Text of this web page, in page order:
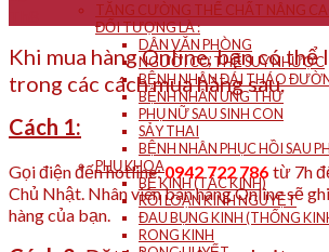
TĂNG CƯỜNG THỂ CHẤT NÂNG
ĐỐI TƯỢNG LÀ :
DÂN VĂN PHÒNG
NGƯỜI CƠ THỂ SUY NHƯỢC
BỆNH NHÂN ĐÁI THÁO
BỆNH NHÂN UNG THƯ
PHỤ NỮ SAU SINH CON
SẢY THAI
BỆNH NHÂN PHỤC HỒI SAU
PHỤ KHOA
BẾ KINH (TẮC KINH)
RỐI LOẠN KINH NGUYỆT
ĐAU BỤNG KINH (THỐNG
RONG KINH
Khi mua hàng Online, bạn có thể
trong các cách mua hàng sau.
Cách 1:
Gọi điện đến hotline:0942 722 786 từ 7h
Chủ Nhật. Nhân viên bán hàng Online sẽ
hàng của bạn.